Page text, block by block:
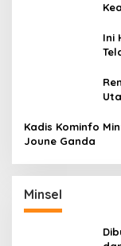
Ini
Kadis Kominfo
Joune Ganda
Minsel